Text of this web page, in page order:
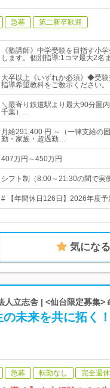
急募 第二新卒歓迎
《塾講師》中学受験を目指す小
します。個別指導:1コマ最大2名
大卒以上《いずれか必須》◆受
指導希望教科をご教示ください。
＼最寄り鉄道駅より最大90分圏
千葉）…
月給291,400 円 ～（一律支給の
勤・家族・超過勤…
407万円～450万円
シフト制（8:00～21:30の間で
# 【年間休日126日】2026年度
気になる
人立志舎 | <仙台限定募集
の未来を共に拓く
急募 転勤なし 完全週